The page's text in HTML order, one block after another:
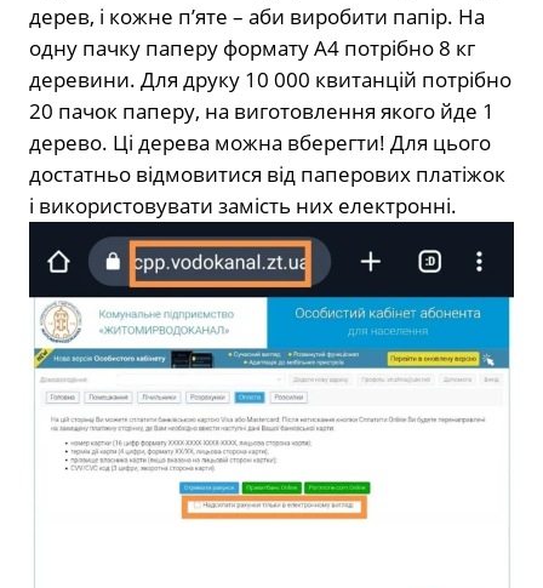
дерев, і кожне п’яте – аби виробити папір. На
одну пачку паперу формату А4 потрібно 8 кг
деревини. Для друку 10 000 квитанцій потрібно
20 пачок паперу, на виготовлення якого йде 1
дерево. Ці дерева можна вберегти! Для цього
достатньо відмовитися від паперових платіжок
і використовувати замість них електронні.